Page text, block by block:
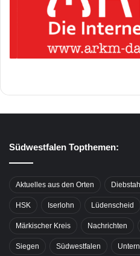
Südwestfalen Topthemen:
Aktuelles aus den Orten Diebstahl
HSK Iserlohn Lüdenscheid
Märkischer Kreis Nachrichten
Siegen Südwestfalen